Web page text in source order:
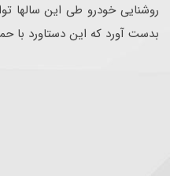
روشنایی خودرو طی این سالها
بدست آورد که این دستاورد با